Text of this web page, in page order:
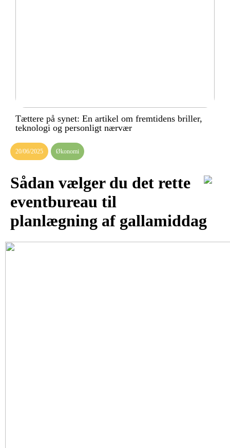
Tættere på synet: En artikel om fremtidens briller,
teknologi og personligt nærvær
20/06/2025 Økonomi
Sådan vælger du det rette
eventbureau til
planlægning af gallamiddag